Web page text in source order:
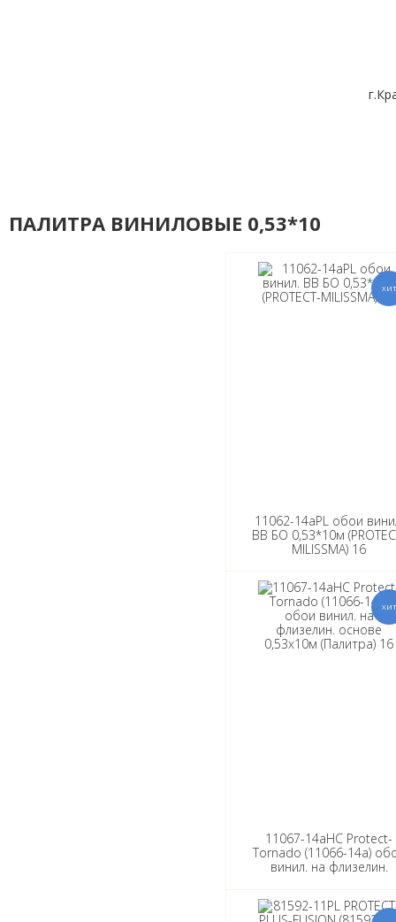
ПАЛИТРА ВИНИЛОВЫЕ 0,53*10
11062-14aPL обои
ВВ БО 0,53*10м
MILISSMA) 16
11067-14aHC Protect-
Tornado (11066-14а)
винил. на флизелин.